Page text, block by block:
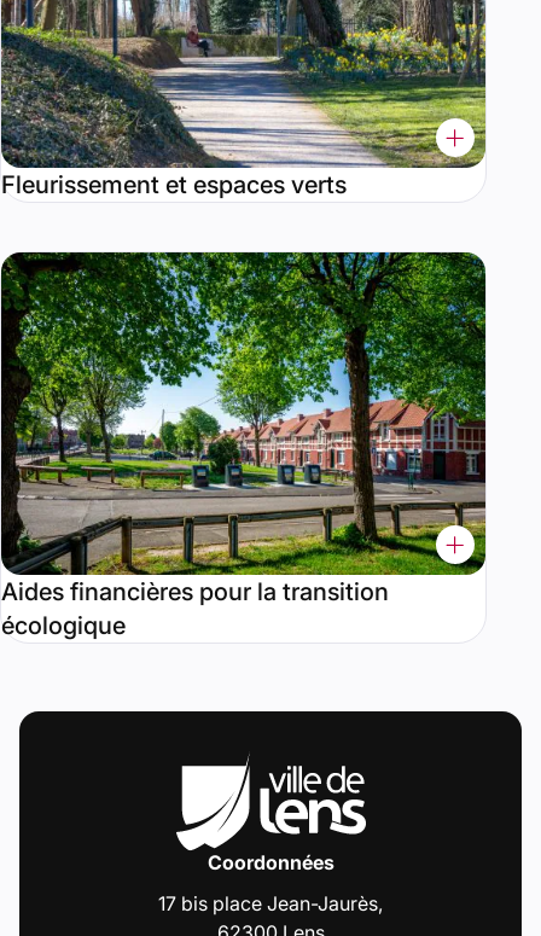
Fleurissement et espaces verts
Aides financières pour la transition
écologique
Coordonnées
17 bis place Jean-Jaurès,